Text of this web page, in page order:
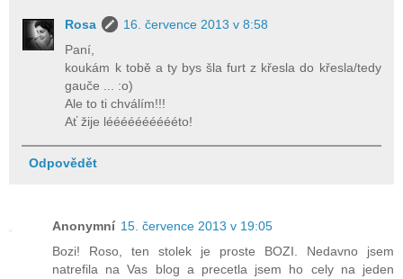
Rosa
16. července 2013 v 8:58
Paní,
koukám k tobě a ty bys šla furt z křesla do křesla/tedy
gauče ... :o)
Ale to ti chválím!!!
Ať žije lééééééééééto!
Odpovědět
Anonymní 15. července 2013 v 19:05
Bozi! Roso, ten stolek je proste BOZI. Nedavno jsem
natrefila na Vas blog a precetla jsem ho cely na jeden